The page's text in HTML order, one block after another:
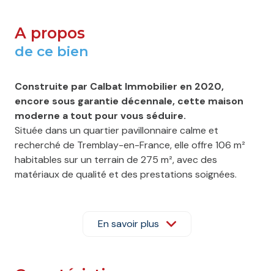
A propos
de ce bien
Construite par Calbat Immobilier en 2020,
encore sous garantie décennale, cette maison
moderne a tout pour vous séduire.
Située dans un quartier pavillonnaire calme et
recherché de Tremblay-en-France, elle offre 106 m²
habitables sur un terrain de 275 m², avec des
matériaux de qualité et des prestations soignées.
garage fermé avec porte électrique coulissante. Deux
places supplémentaires sont disponibles dans l’allée,
En savoir plus